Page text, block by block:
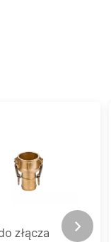
złącza